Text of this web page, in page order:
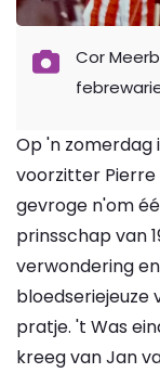
Cor
Op 'n zomerdag
voorzitter Pierre
gevroge n'om
prinsschap van
verwondering
bloedseriejeuze
pratje. 't Was
kreeg van Jan